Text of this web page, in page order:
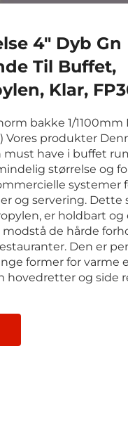
4" Dyb Gn
Til Buffet,
Klar,
bakke 1/1100mm
Vores produkter
must have i buffet
størrelse og
systemer
og servering. Dette
er holdbart og
de hårde
Den er
former for varme
hovedretter og side